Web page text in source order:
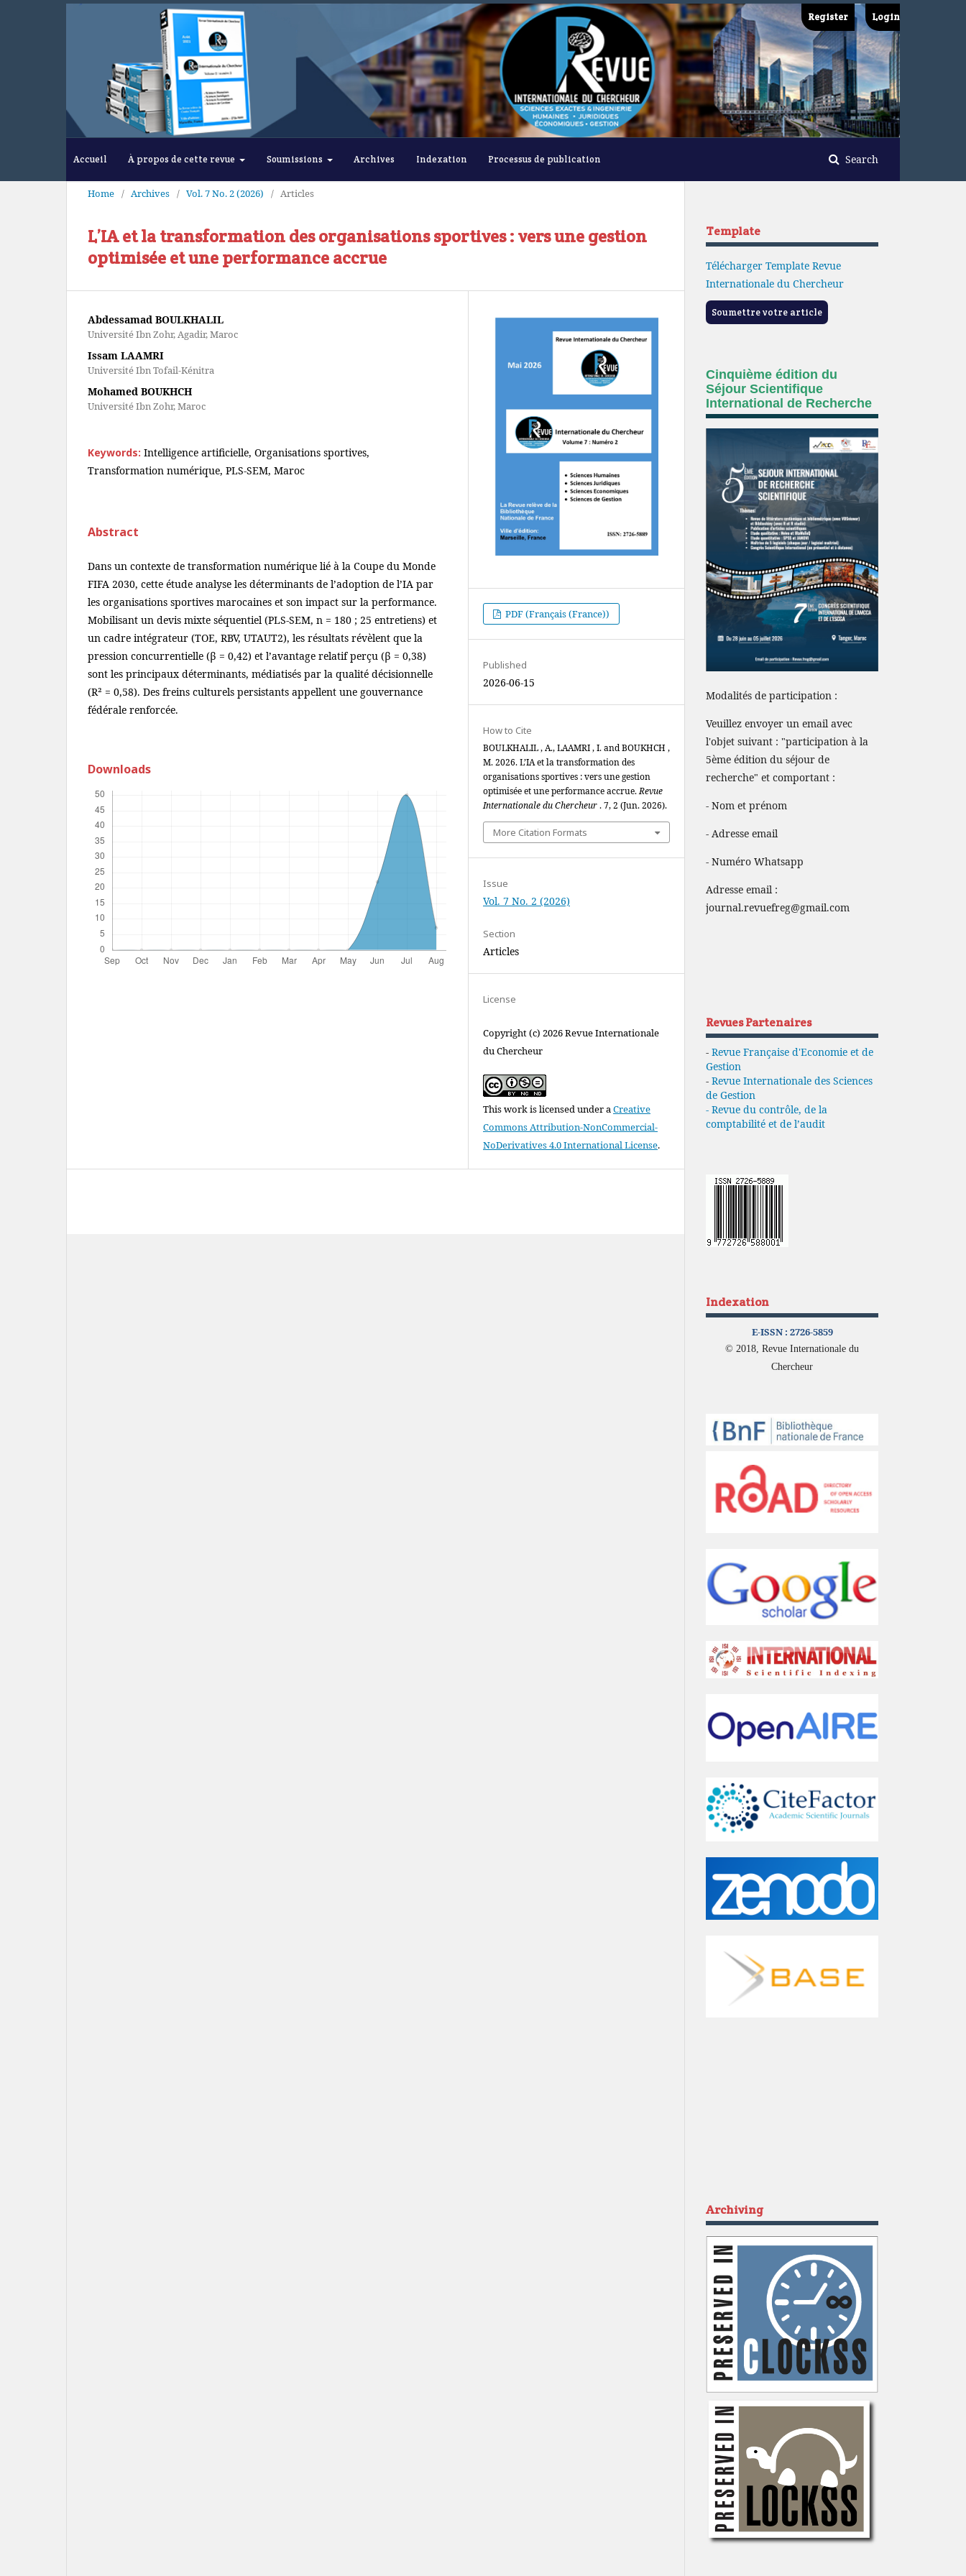
Accueil À propos de cette revue Soumissions Archives Indexation Processus de publication Search
Register Login
Home / Archives / Vol. 7 No. 2 (2026) / Articles
L’IA et la transformation des organisations sportives : vers une gestion
optimisée et une performance accrue
Abdessamad BOULKHALIL
Université Ibn Zohr, Agadir, Maroc
Issam LAAMRI
Université Ibn Tofail-Kénitra
Mohamed BOUKHCH
Université Ibn Zohr, Maroc
Keywords: Intelligence artificielle, Organisations sportives,
Transformation numérique, PLS-SEM, Maroc
Abstract
Dans un contexte de transformation numérique lié à la Coupe du Monde
FIFA 2030, cette étude analyse les déterminants de l’adoption de l’IA par
les organisations sportives marocaines et son impact sur la performance.
Mobilisant un devis mixte séquentiel (PLS-SEM, n = 180 ; 25 entretiens) et
un cadre intégrateur (TOE, RBV, UTAUT2), les résultats révèlent que la
pression concurrentielle (β = 0,42) et l’avantage relatif perçu (β = 0,38)
sont les principaux déterminants, médiatisés par la qualité décisionnelle
(R² = 0,58). Des freins culturels persistants appellent une gouvernance
fédérale renforcée.
Downloads
PDF (Français (France))
Published
2026-06-15
How to Cite
BOULKHALIL , A., LAAMRI , I. and BOUKHCH ,
M. 2026. L’IA et la transformation des
organisations sportives : vers une gestion
optimisée et une performance accrue.Revue
Internationale du Chercheur. 7, 2 (Jun. 2026).
More Citation Formats
Issue
Vol. 7 No. 2 (2026)
Section
Articles
License
Copyright (c) 2026 Revue Internationale
du Chercheur
This work is licensed under aCreative
Commons Attribution-NonCommercial-
NoDerivatives 4.0 International License.
Template
Télécharger Template Revue
Internationale du Chercheur
Soumettre votre article
Cinquième édition du
Séjour Scientifique
International de Recherche
Modalités de participation :
Veuillez envoyer un email avec
l'objet suivant : "participation à la
5ème édition du séjour de
recherche" et comportant :
- Nom et prénom
- Adresse email
- Numéro Whatsapp
Adresse email :
journal.revuefreg@gmail.com
Revues Partenaires
- Revue Française d'Economie et de
Gestion
- Revue Internationale des Sciences
de Gestion
- Revue du contrôle, de la
comptabilité et de l’audit
Indexation
E-ISSN : 2726-5859
© 2018, Revue Internationale du
Chercheur
Archiving